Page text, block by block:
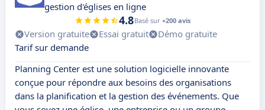
gestion d'églises en ligne
4.8Basé sur +200 avis
Version gratuite Essai gratuit
Démo gratuite
Tarif sur demande
Planning Center est une solution logicielle innovante
conçue pour répondre aux besoins des organisations
dans la planification et la gestion des événements. Que